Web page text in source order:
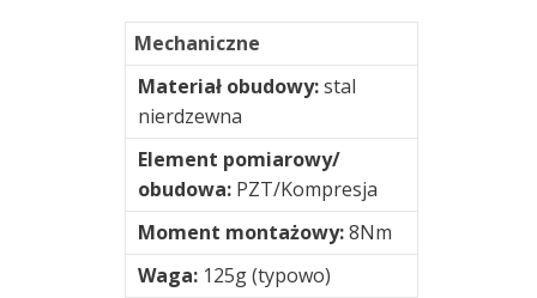
montażowe
połączeniowe
przełącznikowe
Mechaniczne
Materiał obudowy:stal
nierdzewna
Element pomiarowy/
obudowa: PZT/Kompresja
Moment montażowy:8Nm
Waga: 125g (typowo)